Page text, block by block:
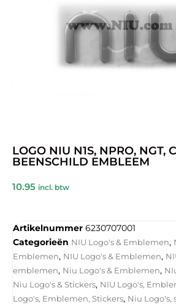
LOGO NIU N1S, NPRO, NGT,
BEENSCHILD EMBLEEM
10.95 incl. btw
Artikelnummer 6230707001
Categorieën NIU Logo's & Emblemen,
Emblemen, NIU Logo's & Emblemen,
emblemen, Niu Logo's & Emblemen,
Niu Logo's & Stickers, NIU Logo's,
Logo's, Emblemen, Stickers, Niu Logo's,